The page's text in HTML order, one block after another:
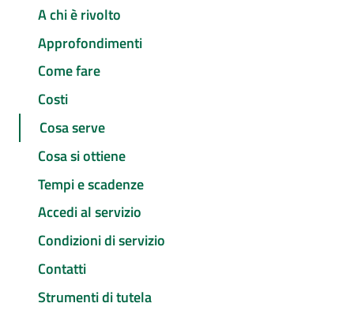
A chi è rivolto
Approfondimenti
Come fare
Costi
Cosa serve
Cosa si ottiene
Tempi e scadenze
Accedi al servizio
Condizioni di servizio
Contatti
Strumenti di tutela